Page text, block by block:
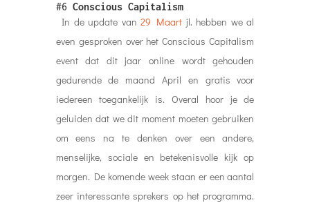
#6 Conscious Capitalism
In de update van 29 Maart jl. hebben we al
even gesproken over het Conscious Capitalism
event dat dit jaar online wordt gehouden
gedurende de maand April en gratis voor
iedereen toegankelijk is. Overal hoor je de
geluiden dat we dit moment moeten gebruiken
om eens na te denken over een andere,
menselijke, sociale en betekenisvolle kijk op
morgen. De komende week staan er een aantal
zeer interessante sprekers op het programma.